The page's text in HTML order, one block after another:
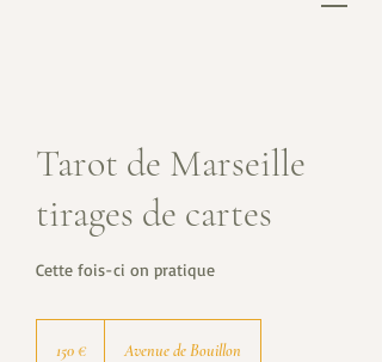
Tarot de Marseille
tirages de cartes
Cette fois-ci on pratique
150 € Avenue de Bouillon